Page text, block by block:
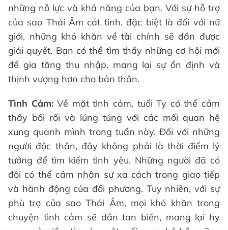
những nỗ lực và khả năng của bạn. Với sự hỗ trợ
của sao Thái Âm cát tinh, đặc biệt là đối với nữ
giới, những khó khăn về tài chính sẽ dần được
giải quyết. Bạn có thể tìm thấy những cơ hội mới
để gia tăng thu nhập, mang lại sự ổn định và
thịnh vượng hơn cho bản thân.
Tình Cảm:Về mặt tình cảm, tuổi Tỵ có thể cảm
thấy bối rối và lúng túng với các mối quan hệ
xung quanh mình trong tuần này. Đối với những
người độc thân, đây không phải là thời điểm lý
tưởng để tìm kiếm tình yêu. Những người đã có
đôi có thể cảm nhận sự xa cách trong giao tiếp
và hành động của đối phương. Tuy nhiên, với sự
phù trợ của sao Thái Âm, mọi khó khăn trong
chuyện tình cảm sẽ dần tan biến, mang lại hy